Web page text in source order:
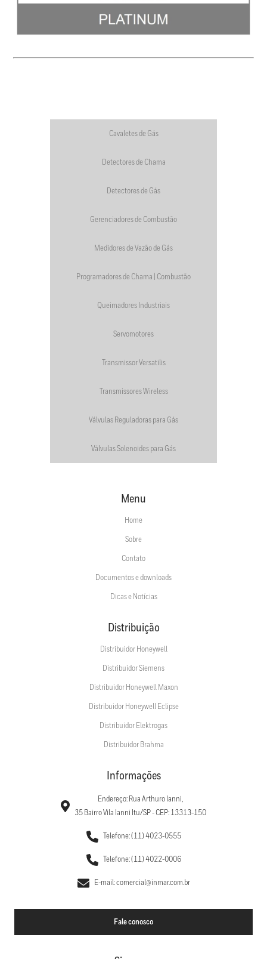
Cavaletes de Gás
Detectores de Chama
Detectores de Gás
Gerenciadores de Combustão
Medidores de Vazão de Gás
Programadores de Chama | Combustão
Queimadores Industriais
Servomotores
Transmissor Versatilis
Transmissores Wireless
Válvulas Reguladoras para Gás
Válvulas Solenoides para Gás
Menu
Home
Sobre
Contato
Documentos e downloads
Dicas e Notícias
Distribuição
Distribuidor Honeywell
Distribuidor Siemens
Distribuidor Honeywell Maxon
Distribuidor Honeywell Eclipse
Distribuidor Elektrogas
Distribuidor Brahma
Informações
Endereço: Rua Arthuro Ianni,
35 Bairro Vila Ianni Itu/SP - CEP: 13313-150
Telefone: (11) 4023-0555
Telefone: (11) 4022-0006
E-mail: comercial@inmar.com.br
Fale conosco